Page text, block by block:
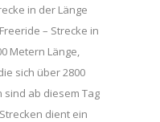
in der Länge
– Strecke in
Metern Länge,
sich über 2800
sind ab diesem Tag
dient ein